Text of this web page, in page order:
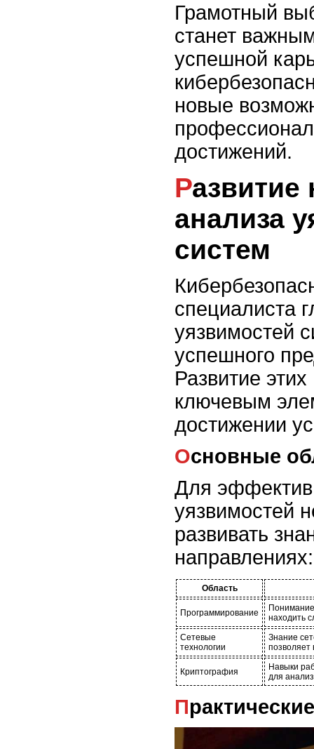
Грамотный
станет
успешной
новые
достижений.
Развитие навыков
анализа
систем
специалиста
уязвимостей
успешного
Развитие
ключевым
достижении
Основные
Для
уязвимостей
развивать
направлениях:
Область
Программирование
Понимание
находить
Сетевые
технологии
Знание
позволяет
Криптография
Навыки
для